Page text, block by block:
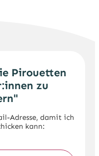
Pirouetten
zu
Adresse, damit ich
kann: